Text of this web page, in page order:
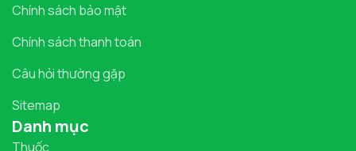
Chính sách bảo mật
Chính sách thanh toán
Câu hỏi thường gặp
Sitemap
Danh mục
Thuốc